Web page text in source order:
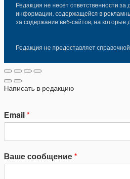
Редакция не несет ответственности за
информации, содержащейся в
за содержание веб-сайтов, на которые
Редакция не предоставляет
Написать в редакцию
Email*
Ваше сообщение*